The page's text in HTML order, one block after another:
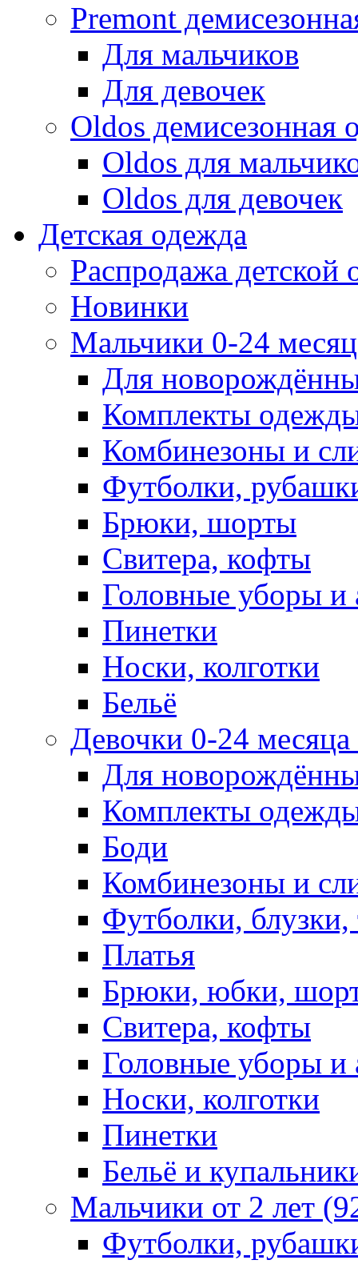
Premont
Для мальчиков
Для девочек
Oldos демисезонная
Oldos для
Oldos для девочек
Детская одежда
Распродажа детской
Новинки
Мальчики 0-24
Для
Комплекты
Комбинезоны и
Футболки,
Брюки, шорты
Свитера, кофты
Головные уборы и
Пинетки
Носки, колготки
Бельё
Девочки 0-24
Для
Комплекты
Боди
Комбинезоны и
Футболки,
Платья
Брюки, юбки,
Свитера, кофты
Головные уборы и
Носки, колготки
Пинетки
Бельё и
Мальчики от 2 лет
Футболки,